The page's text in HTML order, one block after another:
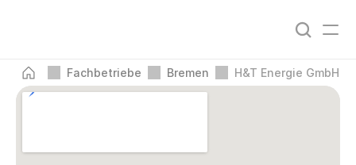
Fachbetriebe Bremen H&T Energie GmbH